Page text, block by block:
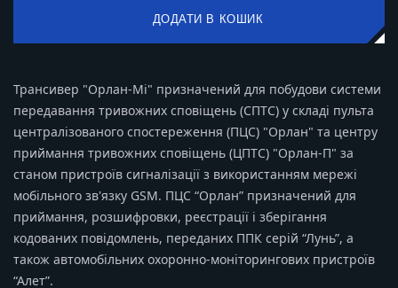
ДОДАТИ В КОШИК
Трансивер "Орлан-Мi" призначений для побудови системи
передавання тривожних сповіщень (СПТС) у складі пульта
централізованого спостереження (ПЦС) "Орлан" та центру
приймання тривожних сповіщень (ЦПТС) "Орлан-П" за
станом пристроїв сигналізації з використанням мережі
мобільного зв'язку GSM. ПЦС “Орлан” призначений для
приймання, розшифровки, реєстрації і зберігання
кодованих повідомлень, переданих ППК серій “Лунь”, а
також автомобільних охоронно-моніторингових пристроїв
“Алет”.